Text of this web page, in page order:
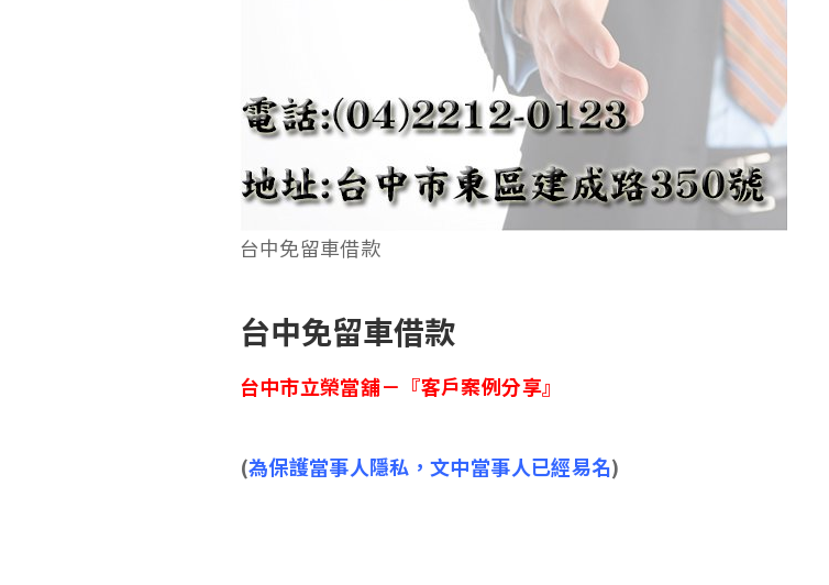
台中免留車借款
台中免留車借款
台中市立榮當舖－ 『客戶案例分享』
(為保護當事人隱私，文中當事人已經易名)